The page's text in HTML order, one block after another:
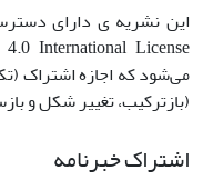
این نشریه ی دارای
می‌شود که اجازه اشتراک
(بازترکیب، تغییر شکل و
اشتراک خبرنامه